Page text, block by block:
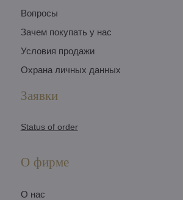
Вопросы
Зачем покупать у нас
Условия продажи
Охрана личных данных
Заявки
Status of order
О фирме
O нас